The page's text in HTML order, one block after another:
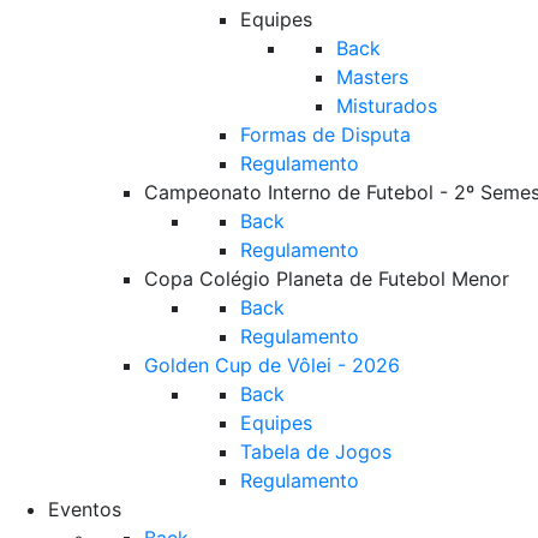
Equipes
Back
Masters
Misturados
Formas de Disputa
Regulamento
Campeonato Interno de Futebol - 2º
Back
Regulamento
Copa Colégio Planeta de Futebol Menor
Back
Regulamento
Golden Cup de Vôlei - 2026
Back
Equipes
Tabela de Jogos
Regulamento
Eventos